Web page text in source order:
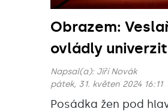
Obrazem:
ovládly
Napsal(a): Jiří Novák
pátek, 31. květen 2024 16:11
Posádka žen pod